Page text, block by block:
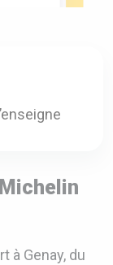
à Genay, du